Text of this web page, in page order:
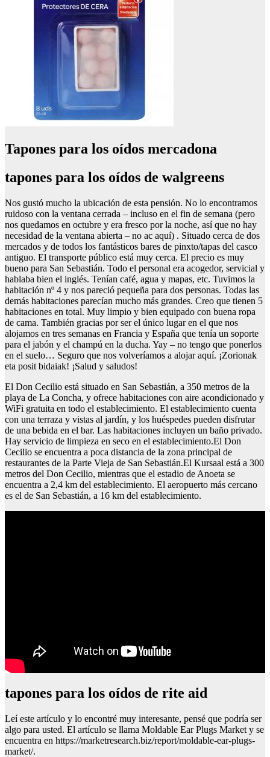
Tapones para los oídos mercadona
tapones para los oídos de walgreens
Nos gustó mucho la ubicación de esta pensión. No lo encontramos
ruidoso con la ventana cerrada – incluso en el fin de semana (pero
nos quedamos en octubre y era fresco por la noche, así que no hay
necesidad de la ventana abierta – no ac aquí) . Situado cerca de dos
mercados y de todos los fantásticos bares de pinxto/tapas del casco
antiguo. El transporte público está muy cerca. El precio es muy
bueno para San Sebastián. Todo el personal era acogedor, servicial y
hablaba bien el inglés. Tenían café, agua y mapas, etc. Tuvimos la
habitación nº 4 y nos pareció pequeña para dos personas. Todas las
demás habitaciones parecían mucho más grandes. Creo que tienen 5
habitaciones en total. Muy limpio y bien equipado con buena ropa
de cama. También gracias por ser el único lugar en el que nos
alojamos en tres semanas en Francia y España que tenía un soporte
para el jabón y el champú en la ducha. Yay – no tengo que ponerlos
en el suelo… Seguro que nos volveríamos a alojar aquí. ¡Zorionak
eta posit bidaiak! ¡Salud y saludos!
El Don Cecilio está situado en San Sebastián, a 350 metros de la
playa de La Concha, y ofrece habitaciones con aire acondicionado y
WiFi gratuita en todo el establecimiento. El establecimiento cuenta
con una terraza y vistas al jardín, y los huéspedes pueden disfrutar
de una bebida en el bar. Las habitaciones incluyen un baño privado.
Hay servicio de limpieza en seco en el establecimiento.El Don
Cecilio se encuentra a poca distancia de la zona principal de
restaurantes de la Parte Vieja de San Sebastián.El Kursaal está a 300
metros del Don Cecilio, mientras que el estadio de Anoeta se
encuentra a 2,4 km del establecimiento. El aeropuerto más cercano
es el de San Sebastián, a 16 km del establecimiento.
tapones para los oídos de rite aid
Leí este artículo y lo encontré muy interesante, pensé que podría ser
algo para usted. El artículo se llama Moldable Ear Plugs Market y se
encuentra en https://marketresearch.biz/report/moldable-ear-plugs-
market/.